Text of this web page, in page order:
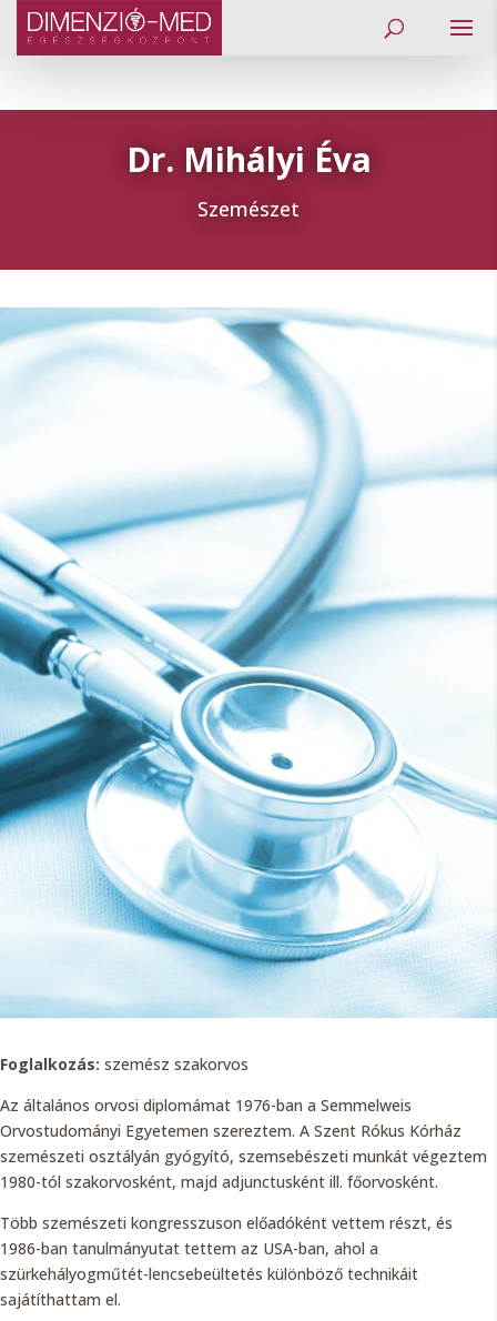
Dr. Mihályi Éva
Szemészet
Foglalkozás: szemész szakorvos
Az általános orvosi diplomámat 1976-ban a Semmelweis
Orvostudományi Egyetemen szereztem. A Szent Rókus Kórház
szemészeti osztályán gyógyító, szemsebészeti munkát végeztem
1980-tól szakorvosként, majd adjunctusként ill. főorvosként.
Több szemészeti kongresszuson előadóként vettem részt, és
1986-ban tanulmányutat tettem az USA-ban, ahol a
szürkehályogműtét-lencsebeültetés különböző technikáit
sajátíthattam el.